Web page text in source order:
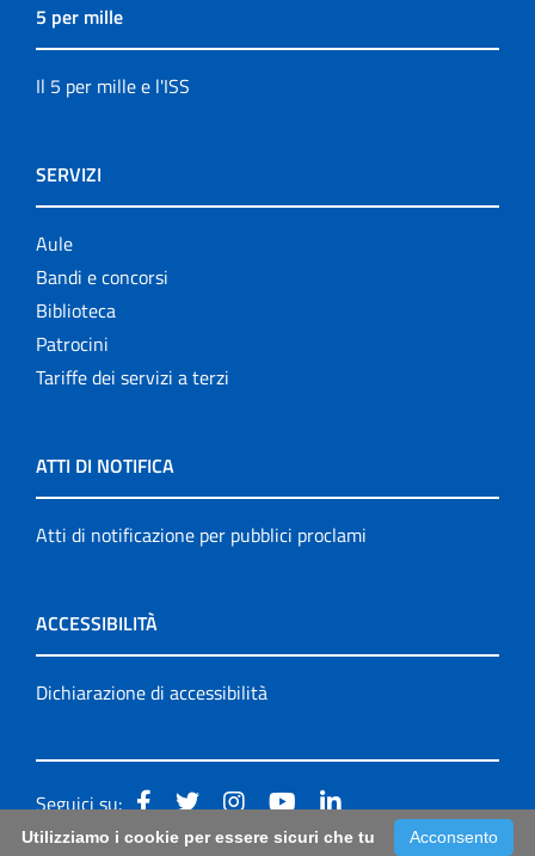
5 per mille
Il 5 per mille e l'ISS
SERVIZI
Aule
Bandi e concorsi
Biblioteca
Patrocini
Tariffe dei servizi a terzi
ATTI DI NOTIFICA
Atti di notificazione per pubblici proclami
ACCESSIBILITÀ
Dichiarazione di accessibilità
Seguici su:
Acconsento
Utilizziamo i cookie per essere sicuri che tu